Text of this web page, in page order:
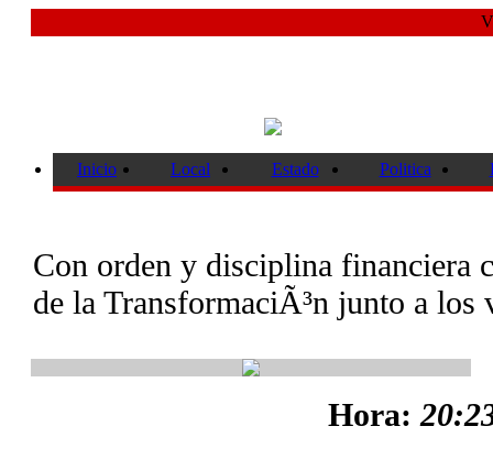
Inicio Local Estado Politica
Con orden y disciplina financiera
de la TransformaciÃ³n junto a los
Hora: